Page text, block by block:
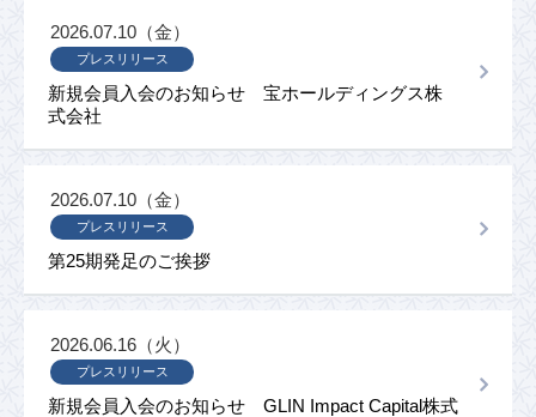
新規会員入会のお知らせ 宝ホールディングス株
式会社
プレスリリース
2026.07.10（金）
第25期発足のご挨拶
プレスリリース
2026.07.10（金）
新規会員入会のお知らせ GLIN Impact Capital株式
プレスリリース
2026.06.16（火）